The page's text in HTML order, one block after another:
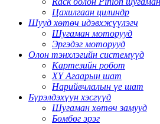
Цахилгаан цилиндр
Шууд хөтөч идэвхжүүлэгч
Шугаман моторууд
Эргэдэг моторууд
Олон тэнхлэгийн системүүд
Картезийн робот
XY Агаарын шат
Нарийвчлалын үе шат
Бүрэлдэхүүн хэсгүүд
Шугаман хөтөч замууд
Бөмбөг эрэг